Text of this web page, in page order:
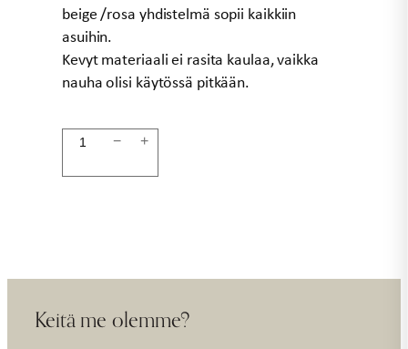
beige /rosa yhdistelmä sopii kaikkiin
asuihin.
Kevyt materiaali ei rasita kaulaa, vaikka
nauha olisi käytössä pitkään.
Lasiketju− +
Keitä me olemme?